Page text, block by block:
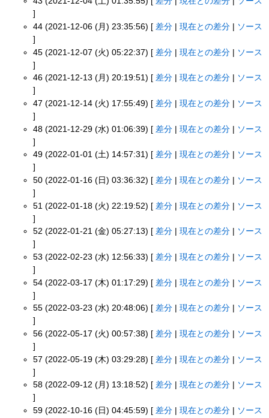
]
44 (2021-12-06 (月) 23:35:56) [ 差分 |現在との差分
ソース
]
45 (2021-12-07 (火) 05:22:37) [ 差分 |現在との差分 | ソース
]
46 (2021-12-13 (月) 20:19:51) [ 差分 |現在との差分
ソース
]
47 (2021-12-14 (火) 17:55:49) [ 差分 |現在との差分
ソース
]
48 (2021-12-29 (水) 01:06:39) [ 差分 |現在との差分 | ソース
]
49 (2022-01-01 (土) 14:57:31) [ 差分 |現在との差分
ソース
]
50 (2022-01-16 (日) 03:36:32) [ 差分 |現在との差分
ソース
]
51 (2022-01-18 (火) 22:19:52) [ 差分 |現在との差分 | ソース
]
52 (2022-01-21 (金) 05:27:13) [ 差分 |現在との差分
ソース
]
53 (2022-02-23 (水) 12:56:33) [ 差分 |現在との差分
ソース
]
54 (2022-03-17 (木) 01:17:29) [ 差分 |現在との差分 | ソース
]
55 (2022-03-23 (水) 20:48:06) [ 差分 |現在との差分
ソース
]
56 (2022-05-17 (火) 00:57:38) [ 差分 |現在との差分
ソース
]
57 (2022-05-19 (木) 03:29:28) [ 差分 |現在との差分
ソース
]
58 (2022-09-12 (月) 13:18:52) [ 差分 |現在との差分
ソース
]
59 (2022-10-16 (日) 04:45:59) [ 差分 |現在との差分
ソース